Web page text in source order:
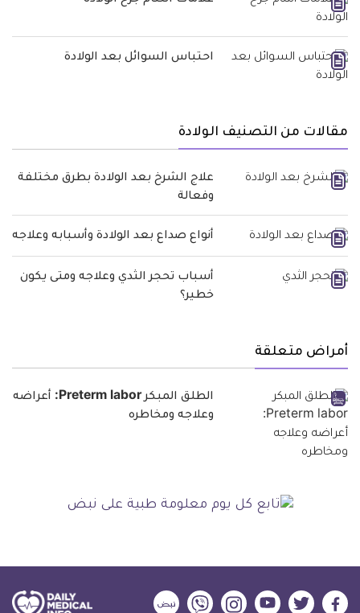
احتباس السوائل بعد الولادة
مقالات من التصنيف الولادة
علاج الشرخ بعد الولادة بطرق مختلفة
وفعالة
أنواع صداع بعد الولادة وأسبابه وعلاجه
أسباب تحجر الثدي وعلاجه ومتى يكون
خطير؟
أمراض متعلقة
الطلق المبكر Preterm labor: أعراضه
وعلاجه ومخاطره
ديلي
ديلي
ديلي
ديلي
ديلي
ديلي